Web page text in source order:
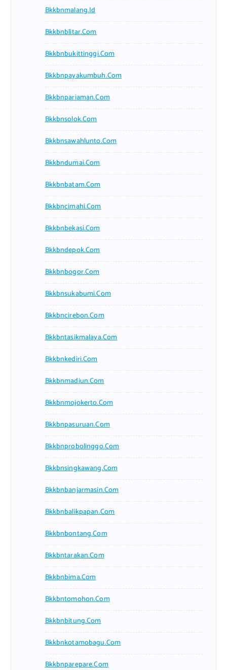
Bkkbnmalang.id
Bkkbnblitar.com
Bkkbnbukittinggi.com
Bkkbnpayakumbuh.com
Bkkbnpariaman.com
Bkkbnsolok.com
Bkkbnsawahlunto.com
Bkkbndumai.com
Bkkbnbatam.com
Bkkbncimahi.com
Bkkbnbekasi.com
Bkkbndepok.com
Bkkbnbogor.com
Bkkbnsukabumi.com
Bkkbncirebon.com
Bkkbntasikmalaya.com
Bkkbnkediri.com
Bkkbnmadiun.com
Bkkbnmojokerto.com
Bkkbnpasuruan.com
Bkkbnprobolinggo.com
Bkkbnsingkawang.com
Bkkbnbanjarmasin.com
Bkkbnbalikpapan.com
Bkkbnbontang.com
Bkkbntarakan.com
Bkkbnbima.com
Bkkbntomohon.com
Bkkbnbitung.com
Bkkbnkotamobagu.com
Bkkbnparepare.com